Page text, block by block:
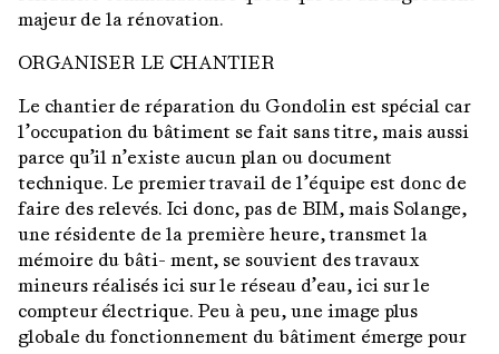
majeur de la rénovation.
ORGANISER LE CHANTIER
Le chantier de réparation du Gondolin est spécial car
l’occupation du bâtiment se fait sans titre, mais aussi
parce qu’il n’existe aucun plan ou document
technique. Le premier travail de l’équipe est donc de
faire des relevés. Ici donc, pas de BIM, mais Solange,
une résidente de la première heure, transmet la
mémoire du bâti- ment, se souvient des travaux
mineurs réalisés ici sur le réseau d’eau, ici sur le
compteur électrique. Peu à peu, une image plus
globale du fonctionnement du bâtiment émerge pour